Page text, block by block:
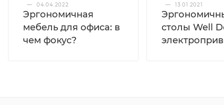
—
04.04.2022
Эргономичная
мебель для офиса: в
чем фокус?
—
13.01.2021
столы Well